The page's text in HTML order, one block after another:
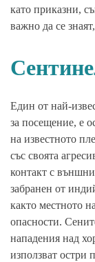
като приказни,
важно да се
Един от най-
за посещение, е
на известното
със своята
контакт с
забранен от
както местното
опасности.
нападения над
използват остри